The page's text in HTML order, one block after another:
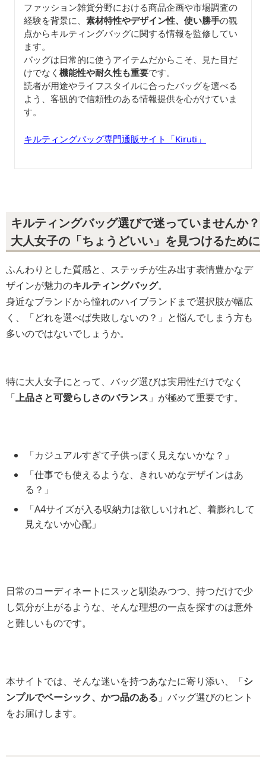
ファッション雑貨分野における商品企画や市場調査の
経験を背景に、 素材特性やデザイン性、使い勝手の観
点からキルティングバッグに関する情報を監修してい
ます。
バッグは日常的に使うアイテムだからこそ、見た目だ
けでなく 機能性や耐久性も重要です。
読者が用途やライフスタイルに合ったバッグを選べる
よう、客観的で信頼性のある情報提供を心がけていま
す。
キルティングバッグ専門通販サイト「Kiruti」
キルティングバッグ選びで迷っていませんか？
大人女子の「ちょうどいい」を見つけるために
ふんわりとした質感と、ステッチが生み出す表情豊かなデ
ザインが魅力のキルティングバッグ。
身近なブランドから憧れのハイブランドまで選択肢が幅広
く、「どれを選べば失敗しないの？」と悩んでしまう方も
多いのではないでしょうか。
特に大人女子にとって、バッグ選びは実用性だけでなく
「上品さと可愛らしさのバランス 」が極めて重要です。
「カジュアルすぎて子供っぽく見えないかな？」
「仕事でも使えるような、きれいめなデザインはあ
る？」
「A4サイズが入る収納力は欲しいけれど、着膨れして
見えないか心配」
日常のコーディネートにスッと馴染みつつ、持つだけで少
し気分が上がるような、そんな理想の一点を探すのは意外
と難しいものです。
本サイトでは、そんな迷いを持つあなたに寄り添い、「シ
ンプルでベーシック、かつ品のある 」バッグ選びのヒント
をお届けします。